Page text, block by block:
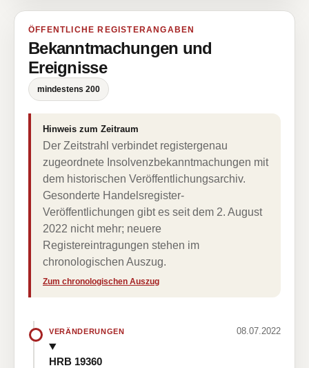
ÖFFENTLICHE REGISTERANGABEN
Bekanntmachungen und
Ereignisse
mindestens 200
Hinweis zum Zeitraum
Der Zeitstrahl verbindet registergenau
zugeordnete Insolvenzbekanntmachungen mit
dem historischen Veröffentlichungsarchiv.
Gesonderte Handelsregister-
Veröffentlichungen gibt es seit dem 2. August
2022 nicht mehr; neuere
Registereintragungen stehen im
chronologischen Auszug.
Zum chronologischen Auszug
VERÄNDERUNGEN 08.07.2022
HRB 19360